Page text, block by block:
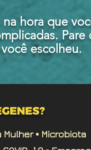
hora que
Pare
escolheu.
Mulher ▪︎ Microbiota